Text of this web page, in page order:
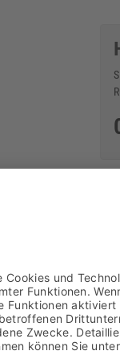
im Innen